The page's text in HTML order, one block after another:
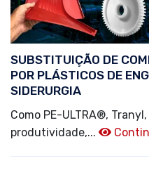
SUBSTITUIÇÃO DE
POR PLÁSTICOS DE
SIDERURGIA
Como PE-ULTRA®️,
produtividade,...